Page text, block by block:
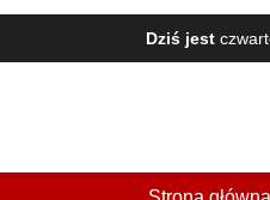
Dziś jest